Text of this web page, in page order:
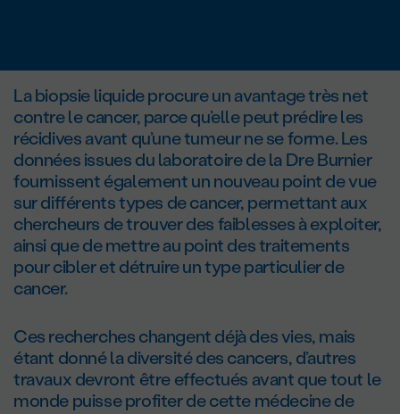
La biopsie liquide procure un avantage très net
contre le cancer, parce qu’elle peut prédire les
récidives avant qu’une tumeur ne se forme. Les
données issues du laboratoire de la Dre Burnier
fournissent également un nouveau point de vue
sur différents types de cancer, permettant aux
chercheurs de trouver des faiblesses à exploiter,
ainsi que de mettre au point des traitements
pour cibler et détruire un type particulier de
cancer.
Ces recherches changent déjà des vies, mais
étant donné la diversité des cancers, d’autres
travaux devront être effectués avant que tout le
monde puisse profiter de cette médecine de